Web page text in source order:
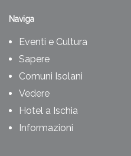
Naviga
Eventi e Cultura
Sapere
Comuni Isolani
Vedere
Hotel a Ischia
Informazioni